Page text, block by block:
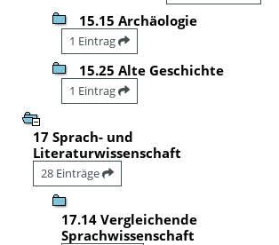
15.15 Archäologie
1 Eintrag
15.25 Alte Geschichte
1 Eintrag
17 Sprach- und
Literaturwissenschaft
28 Einträge
17.14 Vergleichende
Sprachwissenschaft